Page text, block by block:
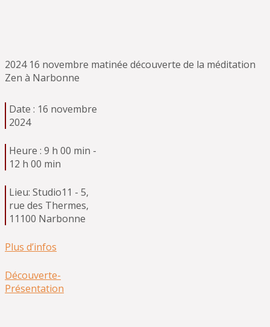
2024 16 novembre matinée découverte de la méditation
Zen à Narbonne
Date : 16 novembre
2024
Heure : 9 h 00 min -
12 h 00 min
Lieu: Studio11 - 5,
rue des Thermes,
11100 Narbonne
Plus d’infos
Découverte-
Présentation